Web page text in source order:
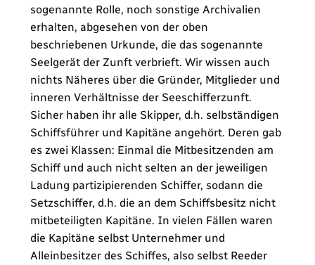
sogenannte Rolle, noch sonstige Archivalien
erhalten, abgesehen von der oben
beschriebenen Urkunde, die das sogenannte
Seelgerät der Zunft verbrieft. Wir wissen auch
nichts Näheres über die Gründer, Mitglieder und
inneren Verhältnisse der Seeschifferzunft.
Sicher haben ihr alle Skipper, d.h. selbständigen
Schiffsführer und Kapitäne angehört. Deren gab
es zwei Klassen: Einmal die Mitbesitzenden am
Schiff und auch nicht selten an der jeweiligen
Ladung partizipierenden Schiffer, sodann die
Setzschiffer, d.h. die an dem Schiffsbesitz nicht
mitbeteiligten Kapitäne. In vielen Fällen waren
die Kapitäne selbst Unternehmer und
Alleinbesitzer des Schiffes, also selbst Reeder